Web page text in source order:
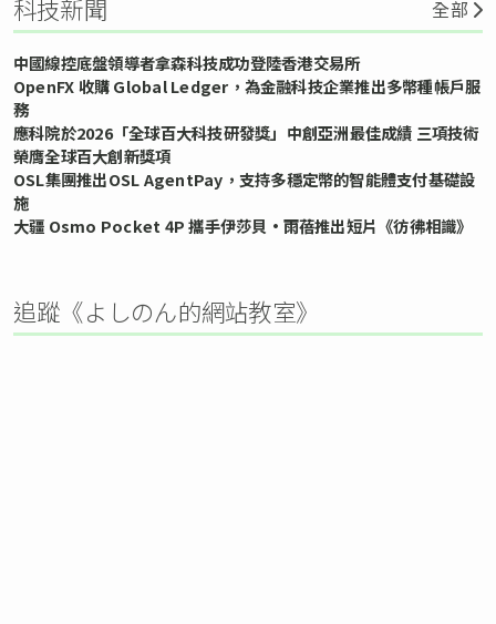
科技新聞 全部
中國線控底盤領導者拿森科技成功登陸香港交易所
OpenFX 收購 Global Ledger，為金融科技企業推出多幣種帳戶服
務
應科院於2026「全球百大科技研發獎」中創亞洲最佳成績 三項技術
榮膺全球百大創新獎項
OSL集團推出OSL AgentPay，支持多穩定幣的智能體支付基礎設
施
大疆 Osmo Pocket 4P 攜手伊莎貝•雨蓓推出短片《彷彿相識》
追蹤《よしのん的網站教室》